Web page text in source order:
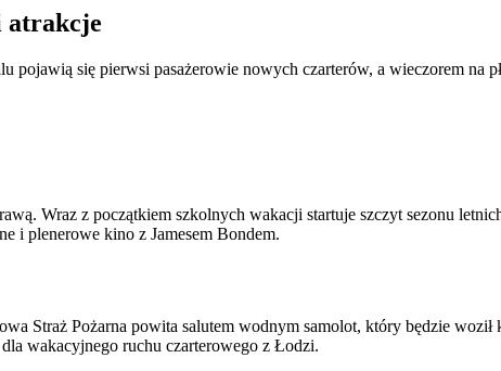
atrakcje
pojawią się pierwsi pasażerowie nowych czarterów, a wieczorem na
Wraz z początkiem szkolnych wakacji startuje szczyt sezonu
i plenerowe kino z Jamesem Bondem.
Straż Pożarna powita salutem wodnym samolot, który będzie
wakacyjnego ruchu czarterowego z Łodzi.